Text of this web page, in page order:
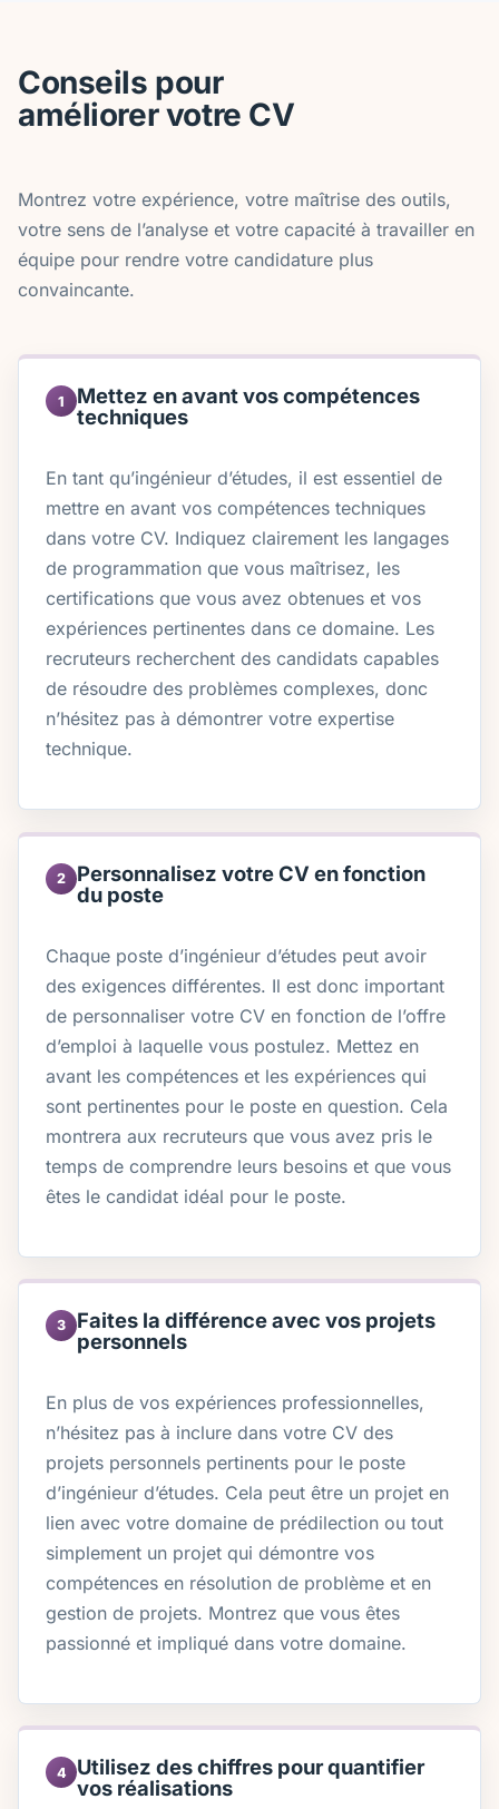
Conseils pour
améliorer votre CV
Montrez votre expérience, votre maîtrise des outils,
votre sens de l’analyse et votre capacité à travailler en
équipe pour rendre votre candidature plus
convaincante.
1
Mettez en avant vos compétences
techniques
En tant qu’ingénieur d’études, il est essentiel de
mettre en avant vos compétences techniques
dans votre CV. Indiquez clairement les langages
de programmation que vous maîtrisez, les
certifications que vous avez obtenues et vos
expériences pertinentes dans ce domaine. Les
recruteurs recherchent des candidats capables
de résoudre des problèmes complexes, donc
n’hésitez pas à démontrer votre expertise
technique.
2
Personnalisez votre CV en fonction
du poste
Chaque poste d’ingénieur d’études peut avoir
des exigences différentes. Il est donc important
de personnaliser votre CV en fonction de l’offre
d’emploi à laquelle vous postulez. Mettez en
avant les compétences et les expériences qui
sont pertinentes pour le poste en question. Cela
montrera aux recruteurs que vous avez pris le
temps de comprendre leurs besoins et que vous
êtes le candidat idéal pour le poste.
3
Faites la différence avec vos projets
personnels
En plus de vos expériences professionnelles,
n’hésitez pas à inclure dans votre CV des
projets personnels pertinents pour le poste
d’ingénieur d’études. Cela peut être un projet en
lien avec votre domaine de prédilection ou tout
simplement un projet qui démontre vos
compétences en résolution de problème et en
gestion de projets. Montrez que vous êtes
passionné et impliqué dans votre domaine.
4
Utilisez des chiffres pour quantifier
vos réalisations